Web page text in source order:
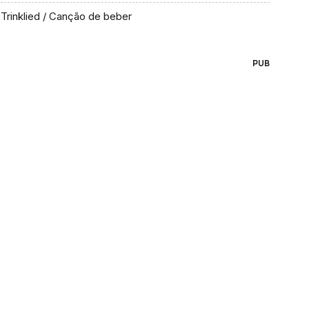
Trinklied / Canção de beber
PUB